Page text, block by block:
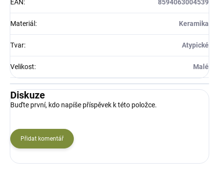
EAN: 8594063004539
Materiál : Keramika
Tvar: Atypické
Velikost: Malé
Diskuze
Buďte první, kdo napíše příspěvek k této položce.
Přidat komentář